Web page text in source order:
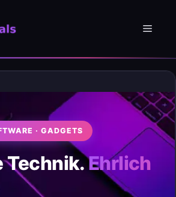
Menü
· GADGETS
Technik.Ehrlich